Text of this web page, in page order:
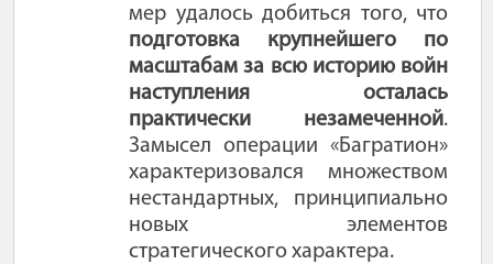
мер удалось добиться того, что
подготовка крупнейшего по
масштабам за всю историю войн
наступления осталась
практически незамеченной.
Замысел операции «Багратион»
характеризовался множеством
нестандартных, принципиально
новых элементов
стратегического характера.